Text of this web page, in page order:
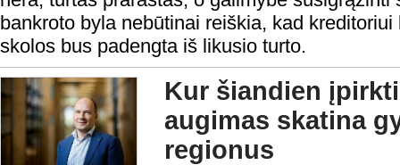
bankroto byla nebūtinai reiškia, kad
skolos bus padengta iš likusio turto.
Kur šiandien
augimas skatina
regionus